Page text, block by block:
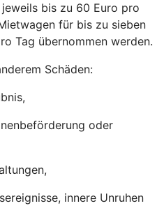
bis zu 60 Euro pro
für bis zu sieben
Tag übernommen werden.
Schäden:
oder
innere Unruhen